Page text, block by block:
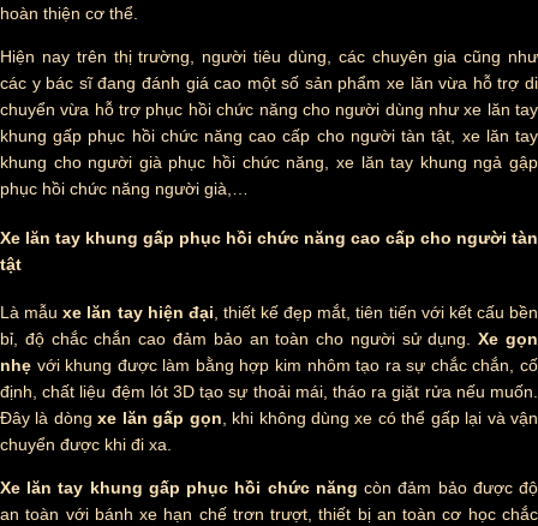
hoàn thiện cơ thể.
Hiện nay trên thị trường, người tiêu dùng, các chuyên gia cũng như
các y bác sĩ đang đánh giá cao một số sản phẩm xe lăn vừa hỗ trợ di
chuyển vừa hỗ trợ phục hồi chức năng cho người dùng như xe lăn tay
khung gấp phục hồi chức năng cao cấp cho người tàn tật, xe lăn tay
khung cho người già phục hồi chức năng, xe lăn tay khung ngả gập
phục hồi chức năng người già,…
Xe lăn tay khung gấp phục hồi chức năng cao cấp cho người tàn
tật
Là mẫuxe lăn tay hiện đại, thiết kế đẹp mắt, tiên tiến với kết cấu bền
bỉ, độ chắc chắn cao đảm bảo an toàn cho người sử dụng.Xe gọn
nhẹ với khung được làm bằng hợp kim nhôm tạo ra sự chắc chắn, cố
định, chất liệu đệm lót 3D tạo sự thoải mái, tháo ra giặt rửa nếu muốn.
Đây là dòngxe lăn gấp gọn, khi không dùng xe có thể gấp lại và vận
chuyển được khi đi xa.
Xe lăn tay khung gấp phục hồi chức năng còn đảm bảo được độ
an toàn với bánh xe hạn chế trơn trượt, thiết bị an toàn cơ học chắc